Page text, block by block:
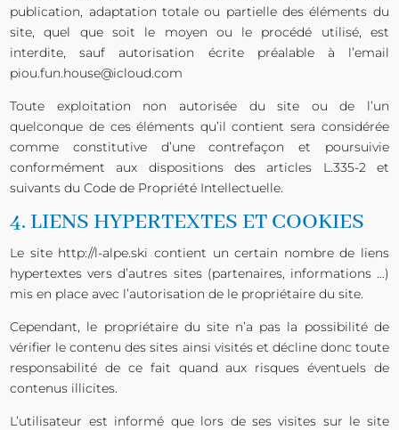
publication, adaptation totale ou partielle des éléments du
site, quel que soit le moyen ou le procédé utilisé, est
interdite, sauf autorisation écrite préalable à l’email
piou.fun.house@icloud.com
Toute exploitation non autorisée du site ou de l’un
quelconque de ces éléments qu’il contient sera considérée
comme constitutive d’une contrefaçon et poursuivie
conformément aux dispositions des articles L.335-2 et
suivants du Code de Propriété Intellectuelle.
4. LIENS HYPERTEXTES ET COOKIES
Le site http://l-alpe.ski contient un certain nombre de liens
hypertextes vers d’autres sites (partenaires, informations …)
mis en place avec l’autorisation de le propriétaire du site.
Cependant, le propriétaire du site n’a pas la possibilité de
vérifier le contenu des sites ainsi visités et décline donc toute
responsabilité de ce fait quand aux risques éventuels de
contenus illicites.
L’utilisateur est informé que lors de ses visites sur le site